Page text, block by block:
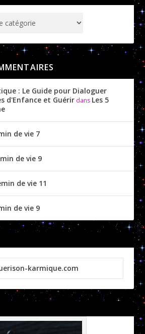
: Le Guide pour Dialoguer
d'Enfance et Guérir dans Les 5
de vie 7
de vie 9
de vie 11
de vie 9